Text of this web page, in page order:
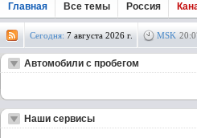
Главная Все темы Россия
Сегодня: 7 августа 2026 г. MSK 20:
Автомобили с пробегом
Наши сервисы